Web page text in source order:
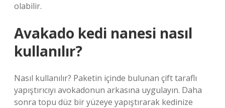
olabilir.
Avakado kedi nanesi nasıl
kullanılır?
Nasıl kullanılır? Paketin içinde bulunan çift taraflı
yapıştırıcıyı avokadonun arkasına uygulayın. Daha
sonra topu düz bir yüzeye yapıştırarak kedinize